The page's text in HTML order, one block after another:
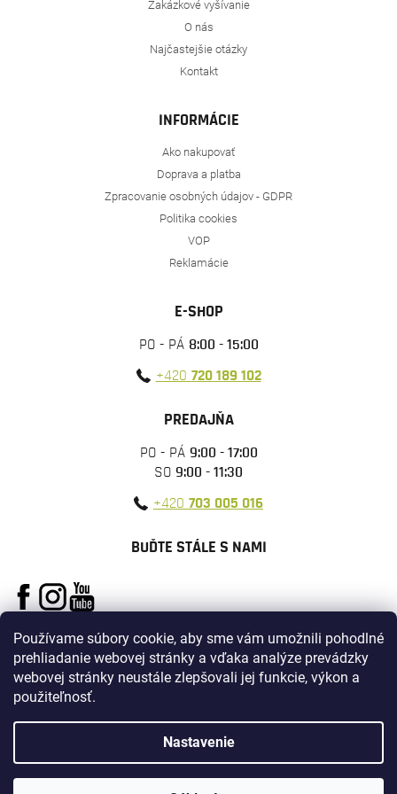
Používame súbory cookie, aby sme vám umožnili pohodlné
prehliadanie webovej stránky a vďaka analýze prevádzky
webovej stránky neustále zlepšovali jej funkcie, výkon a
použiteľnosť.
Nastavenie
Zakázkové vyšívanie
O nás
Najčastejšie otázky
Kontakt
INFORMÁCIE
Ako nakupovať
Doprava a platba
Zpracovanie osobných údajov - GDPR
Politika cookies
VOP
Reklamácie
E-SHOP
PO - PÁ 8:00 - 15:00
+420 720 189 102
PREDAJŇA
PO - PÁ 9:00 - 17:00
SO 9:00 - 11:30
+420 703 005 016
BUĎTE STÁLE S NAMI
Vytvoril Shoptet